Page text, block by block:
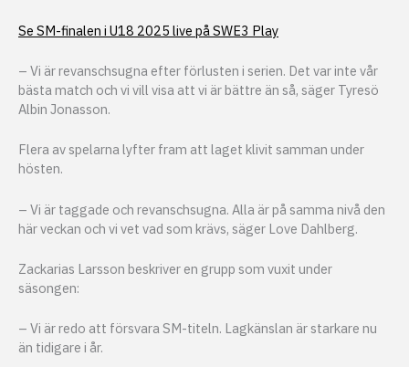
Se SM-finalen i U18 2025 live på SWE3 Play
– Vi är revanschsugna efter förlusten i serien. Det var inte vår
bästa match och vi vill visa att vi är bättre än så, säger Tyresö
Albin Jonasson.
Flera av spelarna lyfter fram att laget klivit samman under
hösten.
– Vi är taggade och revanschsugna. Alla är på samma nivå den
här veckan och vi vet vad som krävs, säger Love Dahlberg.
Zackarias Larsson beskriver en grupp som vuxit under
säsongen:
– Vi är redo att försvara SM-titeln. Lagkänslan är starkare nu
än tidigare i år.